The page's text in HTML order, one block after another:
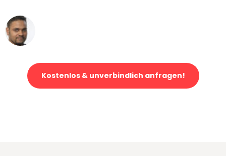
Kostenlos & unverbindlich anfragen!